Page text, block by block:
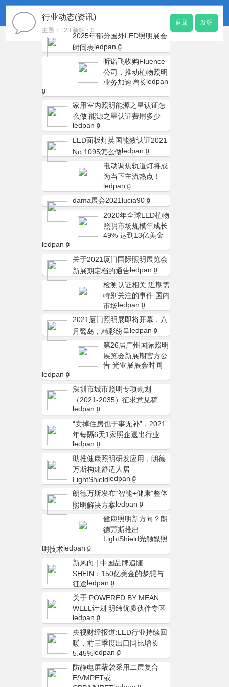
发帖
返回
行业动态(资讯)
主题：128 新帖：0
2025年部分国外LED照明展会
时间表ledpan 0
昕诺飞收购Fluence
公司，推动植物照明
业务加速增长ledpan
0
家用室内照明能源之星认证怎
么做 能源之星认证费用多少
ledpan 0
LED面板灯英国能效认证2021
No.1095怎么做ledpan 0
电动调焦轨道灯将成
为当下主流热点！
ledpan 0
dama展会2021 lucia90 0
2020年全球LED植物
照明市场规模年成长
49% 达到13亿美金
ledpan 0
关于2021厦门国际照明展览会
新展期定档的通告ledpan 0
检测认证相关 近期需
特别关注的事件 国内
市场ledpan 0
2021厦门照明展即将开幕，八
月鹭岛，精彩纷呈ledpan 0
第26届广州国际照明
展览会新展期官方公
告 光亚展展会时间
ledpan 0
深圳市城市照明专项规划
（2021-2035）征求意见稿
ledpan 0
“卖掉住房也于事无补”，2021
年每隔6天1家照企退出行业…
ledpan 0
助推健康照明研发应用，朗德
万斯构建舒适人居
LightShieldledpan 0
朗德万斯发布“智能+健康”整体
照明解决方案ledpan 0
健康照明新方向？朗
德万斯推出
LightShield光触媒照
明技术ledpan 0
新风向 | 中国品牌追随
SHEIN：150亿美金的梦想与
征途ledpan 0
关于 POWERED BY MEAN
WELL计划 明纬优质伙伴专区
ledpan 0
央视财经报道:LED行业持续回
暖，前三季度出口同比增长
5.45%ledpan 0
防静电屏蔽袋采用二层复合
E/VMPET或